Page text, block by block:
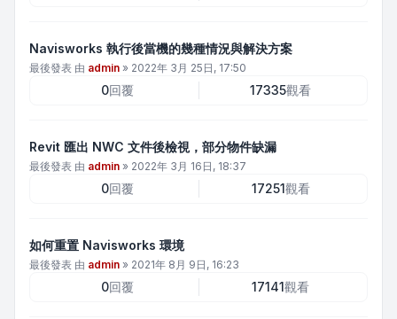
Navisworks 執行後當機的幾種情況與解決方案
最後發表 由 admin » 2022年 3月 25日, 17:50
0回覆 17335觀看
Revit 匯出 NWC 文件後檢視，部分物件缺漏
最後發表 由 admin » 2022年 3月 16日, 18:37
0回覆 17251觀看
如何重置 Navisworks 環境
最後發表 由 admin » 2021年 8月 9日, 16:23
0回覆 17141觀看